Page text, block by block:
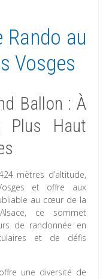
Rando au
Vosges
Ballon : À
Plus Haut
mètres d’altitude,
et offre aux
au cœur de la
ce sommet
de randonnée en
et de défis
une diversité de